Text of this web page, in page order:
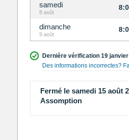
samedi
8 août
dimanche
9 août
Dernière vérification 19
Des informations incorrectes?
Fermé le samedi 15 août
Assomption